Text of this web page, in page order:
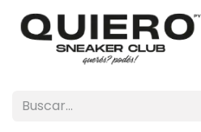
Ir al contenido